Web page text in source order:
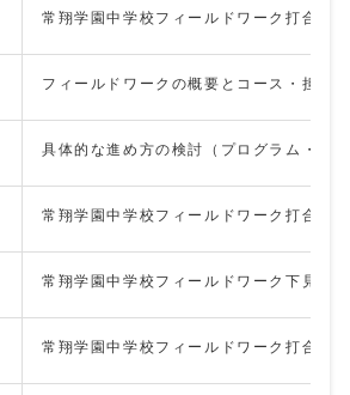
常翔学園中学校フィールドワーク打合せ
フィールドワークの概要とコース・担当
具体的な進め方の検討（プログラム・時
常翔学園中学校フィールドワーク打合せ
常翔学園中学校フィールドワーク下見
常翔学園中学校フィールドワーク打合せ